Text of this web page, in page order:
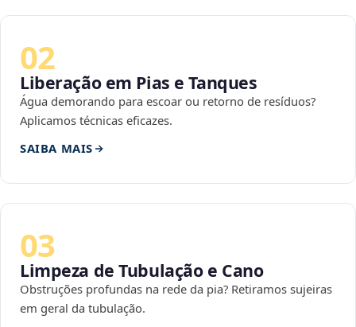
02
Liberação em Pias e Tanques
Água demorando para escoar ou retorno de resíduos?
Aplicamos técnicas eficazes.
SAIBA MAIS
03
Limpeza de Tubulação e Cano
Obstruções profundas na rede da pia? Retiramos sujeiras
em geral da tubulação.